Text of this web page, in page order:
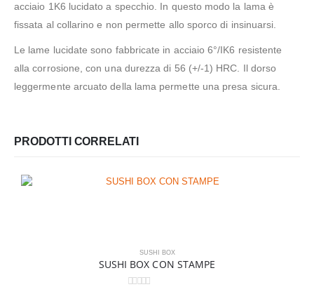
acciaio 1K6 lucidato a specchio. In questo modo la lama è
fissata al collarino e non permette allo sporco di insinuarsi.
Le lame lucidate sono fabbricate in acciaio 6°/IK6 resistente
alla corrosione, con una durezza di 56 (+/-1) HRC. Il dorso
leggermente arcuato della lama permette una presa sicura.
PRODOTTI CORRELATI
SUSHI BOX
SUSHI BOX CON STAMPE